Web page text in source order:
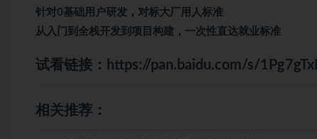
针对0基础用户研发，对标大厂用人标准
从入门到全栈开发到项目构建，一次性直达就业标准
试看链接： https://pan.baidu.com/s/
相关推荐：